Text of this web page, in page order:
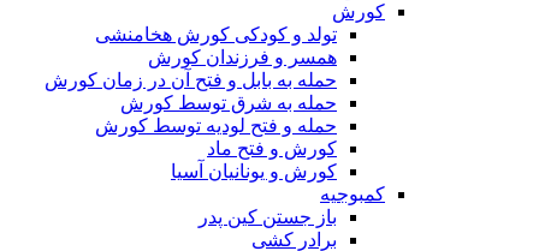
کورش
تولد و کودکی کورش هخامنشی
همسر و فرزندان کورش
حمله به بابل و فتح آن در زمان کورش
حمله به شرق توسط کورش
حمله و فتح لودیه توسط کورش
کورش و فتح ماد
کورش و یونانیان آسیا
کمبوجیه
باز جستن کین پدر
برادر کشی